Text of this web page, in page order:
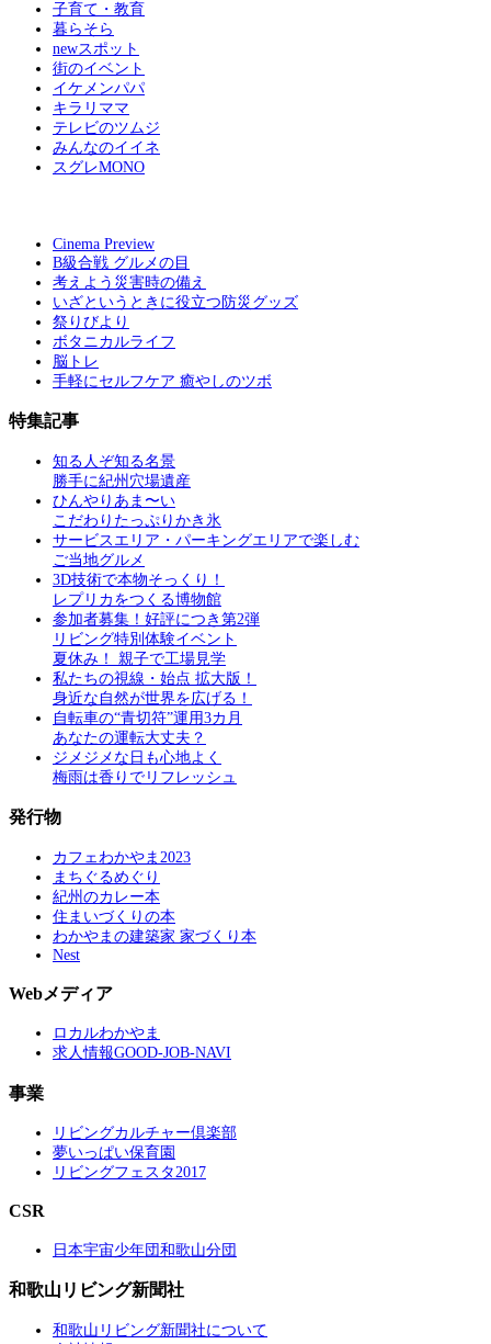
子育て・教育
暮らそら
newスポット
街のイベント
イケメンパパ
キラリママ
テレビのツムジ
みんなのイイネ
スグレMONO
Cinema Preview
B級合戦 グルメの目
考えよう災害時の備え
いざというときに役立つ防災グッズ
祭りびより
ボタニカルライフ
脳トレ
手軽にセルフケア 癒やしのツボ
特集記事
知る人ぞ知る名景
勝手に紀州穴場遺産
ひんやりあま〜い
こだわりたっぷりかき氷
サービスエリア・パーキングエリアで楽しむ
ご当地グルメ
3D技術で本物そっくり！
レプリカをつくる博物館
参加者募集！好評につき第2弾
リビング特別体験イベント
夏休み！ 親子で工場見学
私たちの視線・始点 拡大版！
身近な自然が世界を広げる！
自転車の“青切符”運用3カ月
あなたの運転大丈夫？
ジメジメな日も心地よく
梅雨は香りでリフレッシュ
発行物
カフェわかやま2023
まちぐるめぐり
紀州のカレー本
住まいづくりの本
わかやまの建築家 家づくり本
Nest
Webメディア
ロカルわかやま
求人情報GOOD-JOB-NAVI
事業
リビングカルチャー倶楽部
夢いっぱい保育園
リビングフェスタ2017
CSR
日本宇宙少年団和歌山分団
和歌山リビング新聞社
和歌山リビング新聞社について